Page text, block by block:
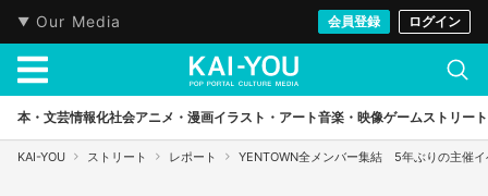
Our Media 会員登録 ログイン
本・文芸情報化社会アニメ・漫画イラスト・アート音楽・映像ゲームストリート
KAI-YOU ストリート レポート YENTOWN全メンバー集結 5年ぶりの主催